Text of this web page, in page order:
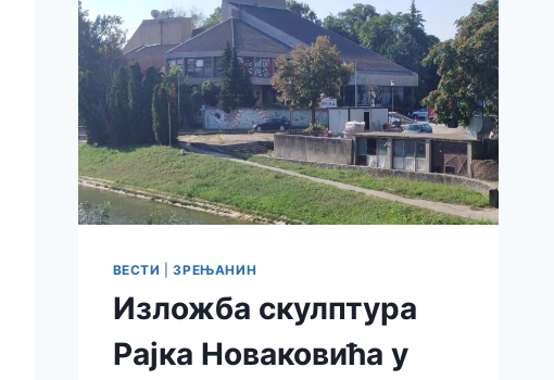
ПОСЛОВНИ
КОМПЛЕКС
У
ЗРЕЊАНИНУ
ВЕСТИ |ЗРЕЊАНИН
Изложба скулптура
Рајка Новаковића у